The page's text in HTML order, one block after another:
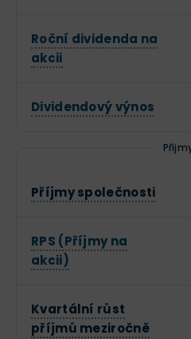
Roční dividenda na
akcii
Dividendový výnos
Příjmy společnosti
RPS (Příjmy na
akcii)
Kvartální růst
příjmů meziročně